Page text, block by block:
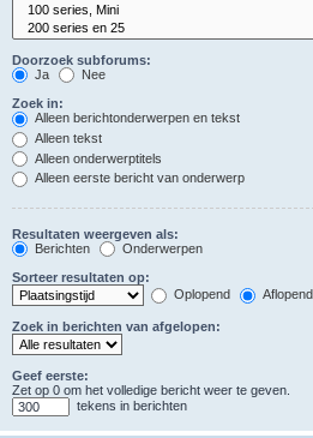
Doorzoek subforums:
Ja
Nee
Zoek in:
Alleen berichtonderwerpen en tekst
Alleen tekst
Alleen onderwerptitels
Alleen eerste bericht van onderwerp
Resultaten weergeven als:
Berichten
Onderwerpen
Sorteer resultaten op:
Oplopend
Aflopend
Zoek in berichten van afgelopen:
Geef eerste:
Zet op 0 om het volledige bericht weer te geven.
tekens in berichten